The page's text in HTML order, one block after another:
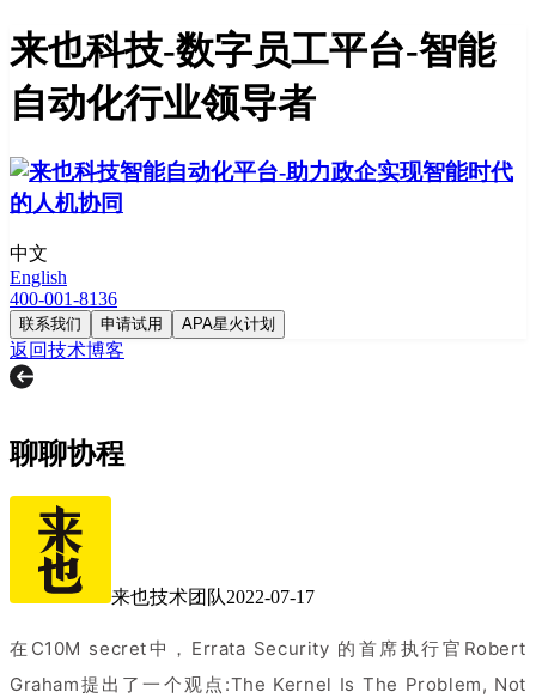
来也科技-数字员工平台-智能
自动化行业领导者
中文
English
400-001-8136
联系我们 申请试用 APA星火计划
返回技术博客
聊聊协程
来也技术团队2022-07-17
在C10M secret中，Errata Security 的首席执行官 Robert
Graham提出了一个观点:The Kernel Is The Problem, Not